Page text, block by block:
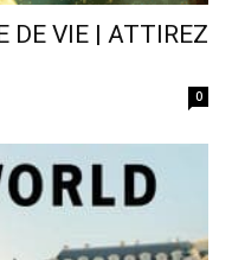
DE VIE | ATTIREZ
0